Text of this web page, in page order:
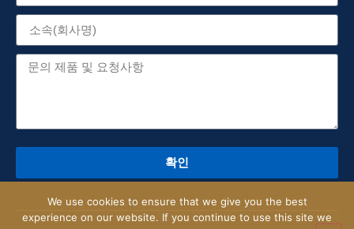
확인
We use cookies to ensure that we give you the best
experience on our website. If you continue to use this site we